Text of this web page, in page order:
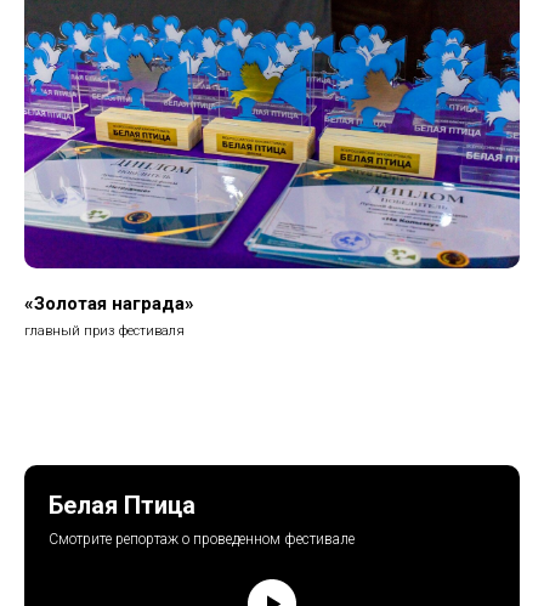
«Золотая награда»
главный приз фестиваля
Белая Птица
Смотрите репортаж о проведенном фестивале